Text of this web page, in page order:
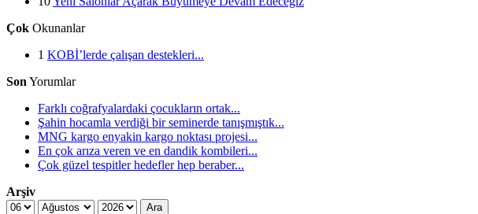
Çok Okunanlar
1 KOBİ’lerde çalışan destekleri...
Son Yorumlar
Farklı coğrafyalardaki çocukların ortak...
Şahin hocamla verdiği bir seminerde tanışmıştık...
MNG kargo enyakin kargo noktası projesi...
En çok arıza veren ve en dandik kombileri...
Çok güzel tespitler hedefler hep beraber...
Arşiv
Ara